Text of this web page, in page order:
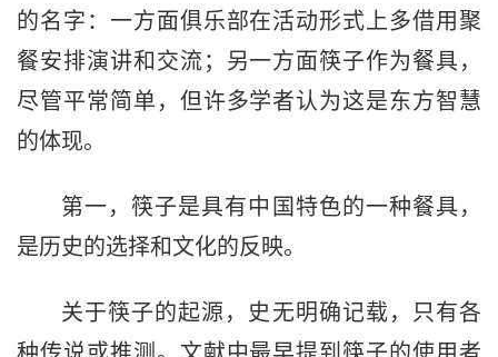
的名字：一方面俱乐部在活动形式上多借用聚
餐安排演讲和交流；另一方面筷子作为餐具，
尽管平常简单，但许多学者认为这是东方智慧
的体现。
第一，筷子是具有中国特色的一种餐具，
是历史的选择和文化的反映。
关于筷子的起源，史无明确记载，只有各